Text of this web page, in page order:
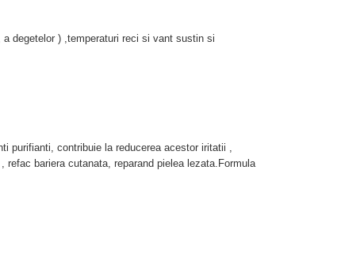
degetelor ) ,temperaturi reci si vant sustin si
purifianti, contribuie la reducerea acestor iritatii ,
bariera cutanata, reparand pielea lezata.Formula